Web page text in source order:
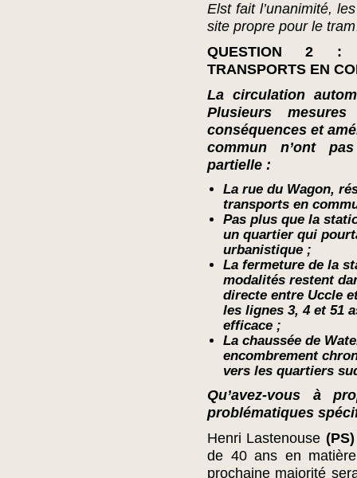
Elst fait l’unanimité,
site propre pour le
QUESTION 2 :
TRANSPORTS EN
La circulation
Plusieurs
conséquences et
commun n’ont
partielle :
La rue du Wagon,
transports en
Pas plus que la
un quartier qui
urbanistique ;
La fermeture de la
modalités restent
directe entre Uccle
les lignes 3, 4 et 51
efficace ;
La chaussée de
encombrement
vers les quartiers
Qu’avez-vous à
problématiques
Henri Lastenouse (PS)
de 40 ans en
prochaine majorité